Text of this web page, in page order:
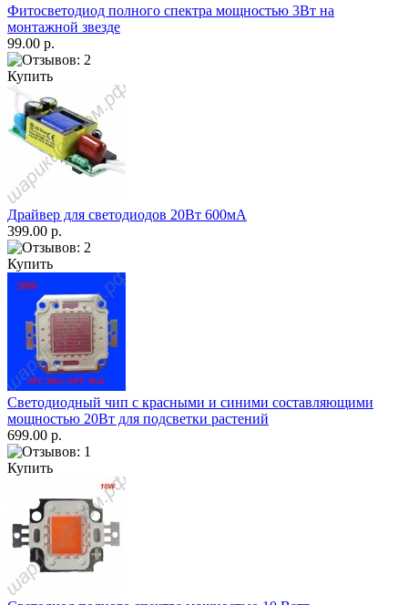
Фитосветодиод полного спектра мощностью 3Вт на
монтажной звезде
99.00 р.
Купить
Драйвер для светодиодов 20Вт 600мА
399.00 р.
Купить
Светодиодный чип с красными и синими составляющими
мощностью 20Вт для подсветки растений
699.00 р.
Купить